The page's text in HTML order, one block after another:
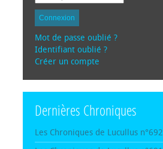
Connexion
Mot de passe oublié ?
Identifiant oublié ?
Créer un compte
Dernières Chroniques
Les Chroniques de Lucullus n°692